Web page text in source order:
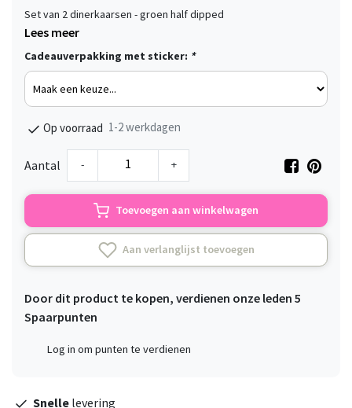
Set van 2 dinerkaarsen - groen half dipped
Lees meer
Cadeauverpakking met sticker: *
Op voorraad 1-2 werkdagen
Aantal - +
Toevoegen aan winkelwagen
Aan verlanglijst toevoegen
Door dit product te kopen, verdienen onze leden 5
Spaarpunten
Log in om punten te verdienen
Snelle levering